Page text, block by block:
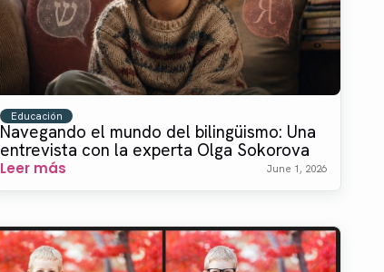
Educación
Navegando el mundo del bilingüismo: Una
entrevista con la experta Olga Sokorova
Leer más June 1, 2026